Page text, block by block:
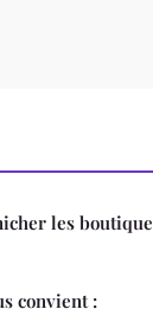
les boutique
convient :